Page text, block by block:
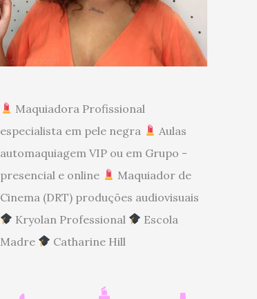
Maquiadora Profissional
especialista em pele negra
Aulas
automaquiagem VIP ou em Grupo -
presencial e online
Maquiador de
Cinema (DRT) produções audiovisuais
Kryolan Professional
Escola
Madre
Catharine Hill